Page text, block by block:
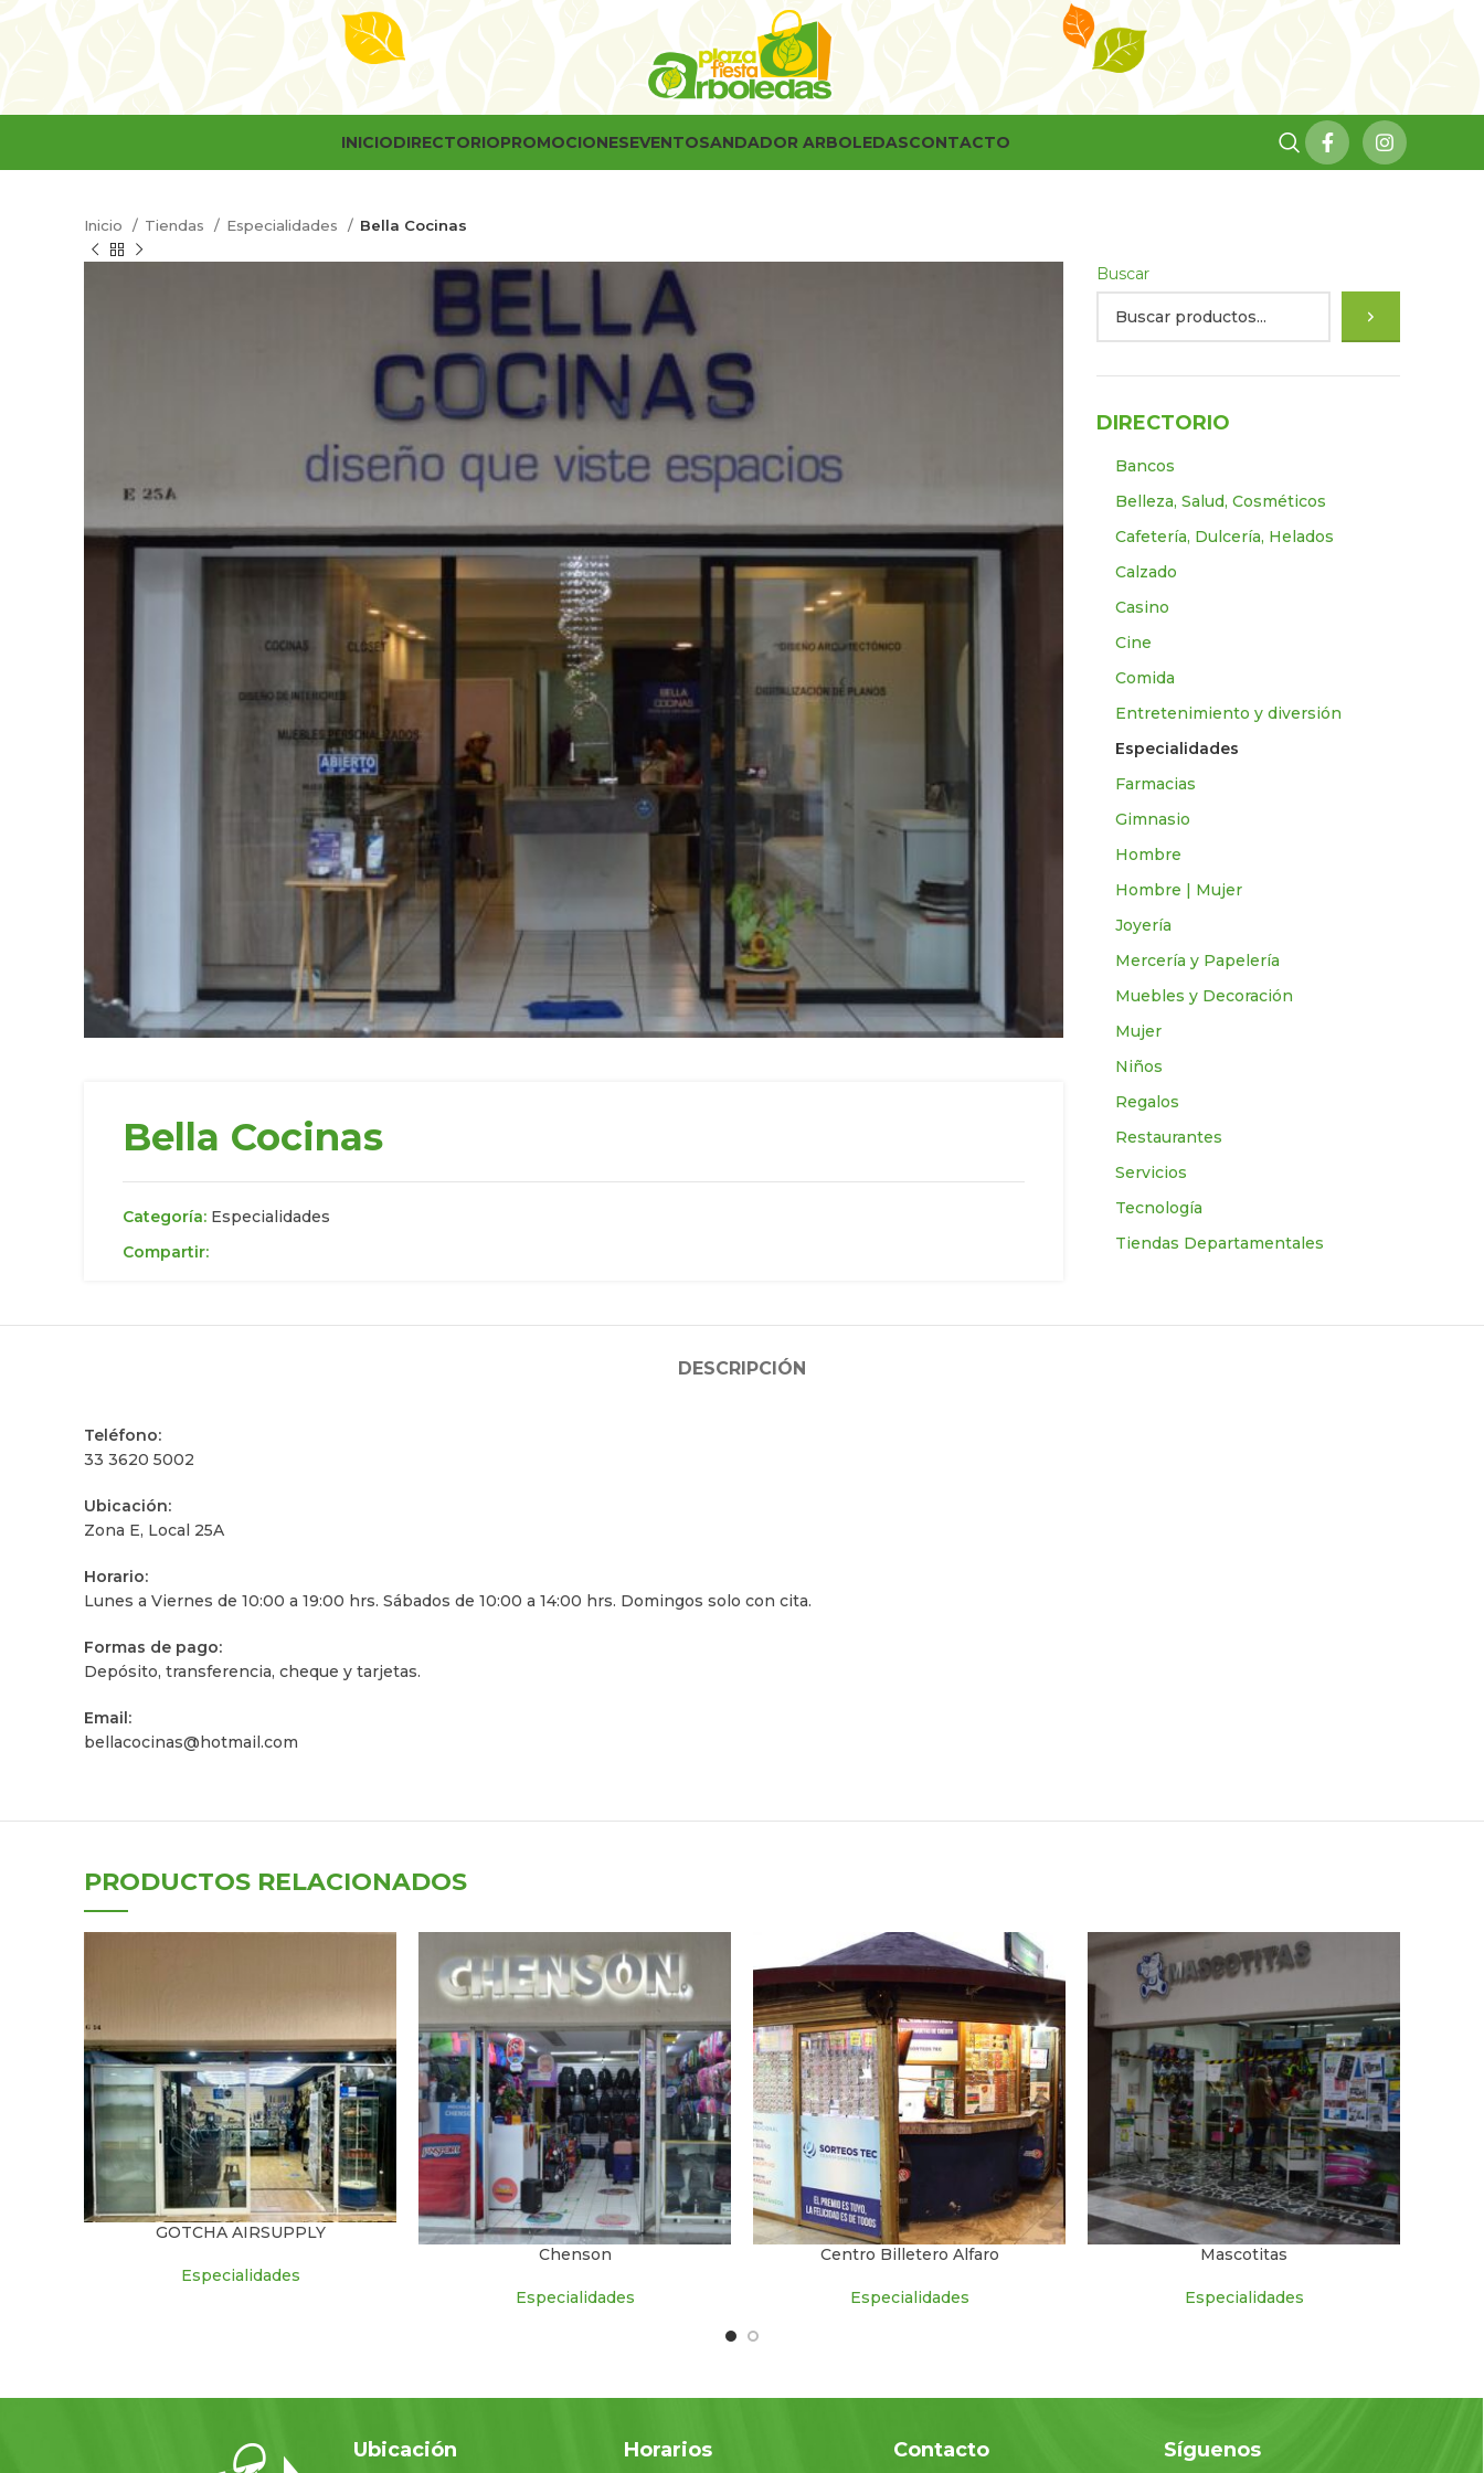
INICIODIRECTORIOPROMOCIONESEVENTOSANDADOR ARBOLEDASCONTACTO
Inicio Tiendas Especialidades Bella Cocinas
Bella Cocinas
Categoría: Especialidades
Compartir:
Buscar
DIRECTORIO
Bancos
Belleza, Salud, Cosméticos
Cafetería, Dulcería, Helados
Calzado
Casino
Cine
Comida
Entretenimiento y diversión
Especialidades
Farmacias
Gimnasio
Hombre
Hombre | Mujer
Joyería
Mercería y Papelería
Muebles y Decoración
Mujer
Niños
Regalos
Restaurantes
Servicios
Tecnologí­a
Tiendas Departamentales
DESCRIPCIÓN
Teléfono:
33 3620 5002
Ubicación:
Zona E, Local 25A
Horario:
Lunes a Viernes de 10:00 a 19:00 hrs. Sábados de 10:00 a 14:00 hrs. Domingos solo con cita.
Formas de pago:
Depósito, transferencia, cheque y tarjetas.
Email:
bellacocinas@hotmail.com
PRODUCTOS RELACIONADOS
GOTCHA AIRSUPPLY
Especialidades
Chenson
Especialidades
Centro Billetero Alfaro
Especialidades
Mascotitas
Especialidades
Ubicación Horarios Contacto Síguenos